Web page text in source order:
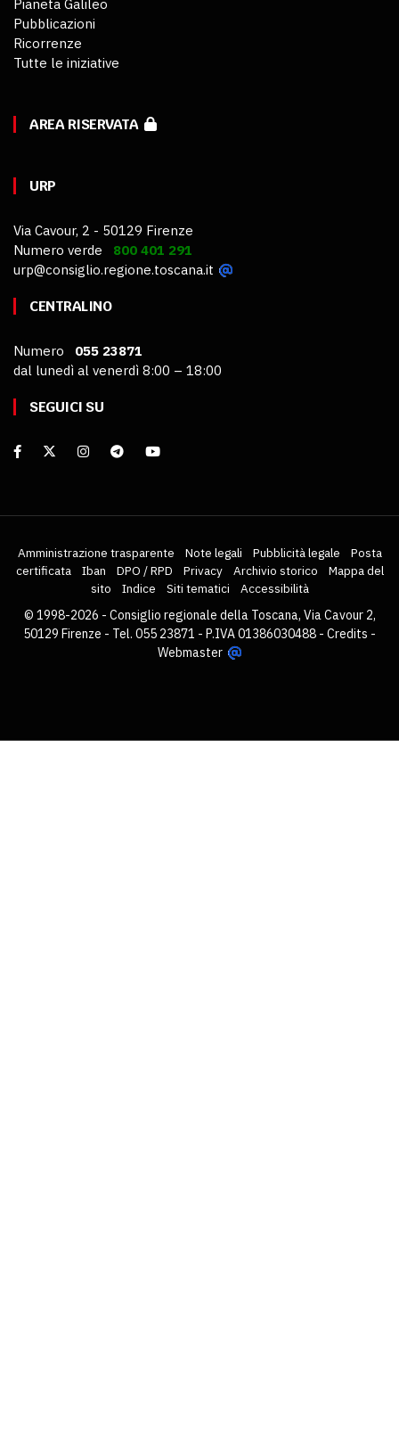
Pianeta Galileo
Pubblicazioni
Ricorrenze
Tutte le iniziative
AREA RISERVATA
URP
Via Cavour, 2 - 50129 Firenze
Numero verde 800 401 291
urp@consiglio.regione.toscana.it
CENTRALINO
Numero 055 23871
dal lunedì al venerdì 8:00 – 18:00
SEGUICI SU
Amministrazione trasparente Note legali Pubblicità legale
Posta
certificata
Iban DPO / RPD Privacy Archivio storico
Mappa del
sito
Indice Siti tematici
Accessibilità
© 1998-2026 - Consiglio regionale della Toscana, Via Cavour 2,
50129 Firenze - Tel. 055 23871 - P.IVA 01386030488 - Credits -
Webmaster